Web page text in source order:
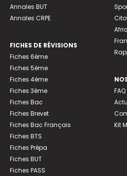
Annales BUT
Annales CRPE
FICHES DE RÉVISIONS
Fiches 6ème
Fiches 5ème
Fiches 4ème
Fiches 3ème
Fiches Bac
Fiches Brevet
Fiches Bac Français
Fiches BTS
Fiches Prépa
Fiches BUT
Fiches PASS
Kit